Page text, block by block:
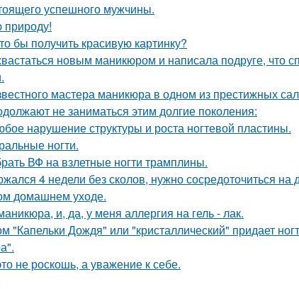
успешного мужчины.
природу!
бы получить красивую картинку?
новым маникюром и написала подруге, что
мастера маникюра в одном из престижных
не заниматься этим долгие поколения:
нарушение структуры и роста ногтевой пластины.
ногти.
ВФ на взлетные ногти трамплины.
4 недели без сколов, нужно сосредоточиться на
домашнем уходе.
и, да, у меня аллергия на гель - лак.
"Капельки Дождя" или "кристаллический" придает
не роскошь, а уважение к себе.